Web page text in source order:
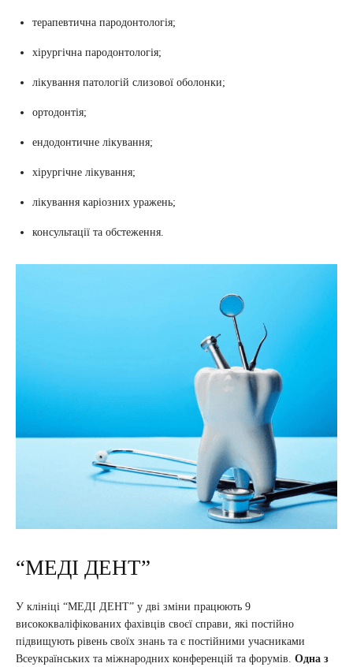
терапевтична пародонтологія;
хірургічна пародонтологія;
лікування патологій слизової оболонки;
ортодонтія;
ендодонтичне лікування;
хірургічне лікування;
лікування каріозних уражень;
консультації та обстеження.
“МЕДІ ДЕНТ”
У клініці “МЕДІ ДЕНТ” у дві зміни працюють 9
висококваліфікованих фахівців своєї справи, які постійно
підвищують рівень своїх знань та є постійними учасниками
Всеукраїнських та міжнародних конференцій та форумів. Одна з